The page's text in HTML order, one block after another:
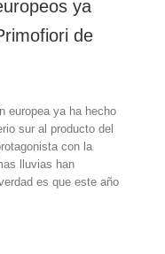
ya
de
europea ya ha hecho
sur al producto del
con la
lluvias han
es que este año